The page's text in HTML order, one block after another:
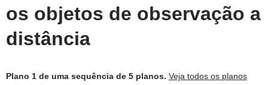
os objetos de observação a
distância
Plano 1 de uma sequência de 5 planos. Veja todos os planos